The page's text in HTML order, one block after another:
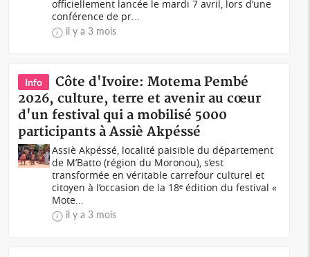
officiellement lancée le mardi 7 avril, lors d’une
conférence de pr...
il y a 3 mois
Info
Côte d'Ivoire: Motema Pembé
2026, culture, terre et avenir au cœur
d'un festival qui a mobilisé 5000
participants à Assiè Akpéssé
Assiè Akpéssé, localité paisible du département
de M’Batto (région du Moronou), s’est
transformée en véritable carrefour culturel et
citoyen à l’occasion de la 18ᵉ édition du festival «
Mote...
il y a 3 mois